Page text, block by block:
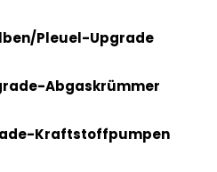
Pleuel-Upgrade
Abgaskrümmer
Kraftstoffpumpen